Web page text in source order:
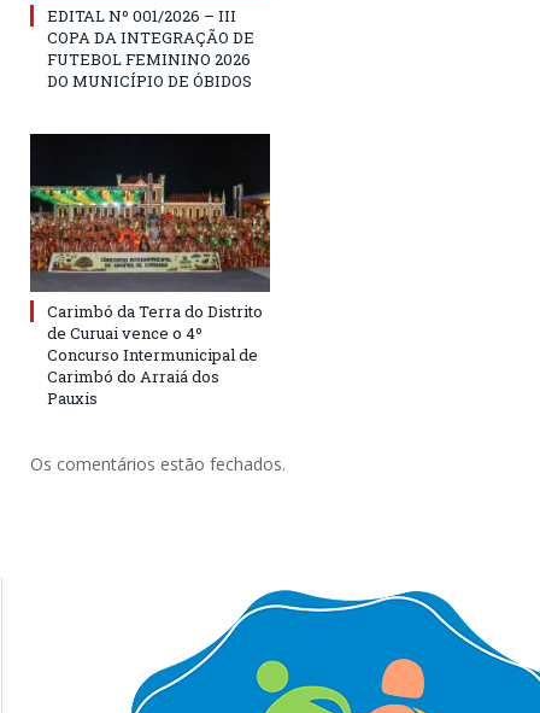
EDITAL Nº 001/2026 – III
COPA DA INTEGRAÇÃO DE
FUTEBOL FEMININO 2026
DO MUNICÍPIO DE ÓBIDOS
Carimbó da Terra do Distrito
de Curuai vence o 4º
Concurso Intermunicipal de
Carimbó do Arraiá dos
Pauxis
Os comentários estão fechados.